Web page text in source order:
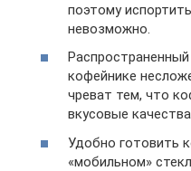
поэтому
невозможно.
кофейнике
чреват тем, что
вкусовые
Удобно готовить
«мобильном»